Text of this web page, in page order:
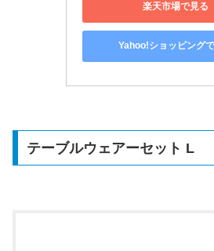
楽天市場で見る
Yahoo!ショッピング
テーブルウェアーセット L